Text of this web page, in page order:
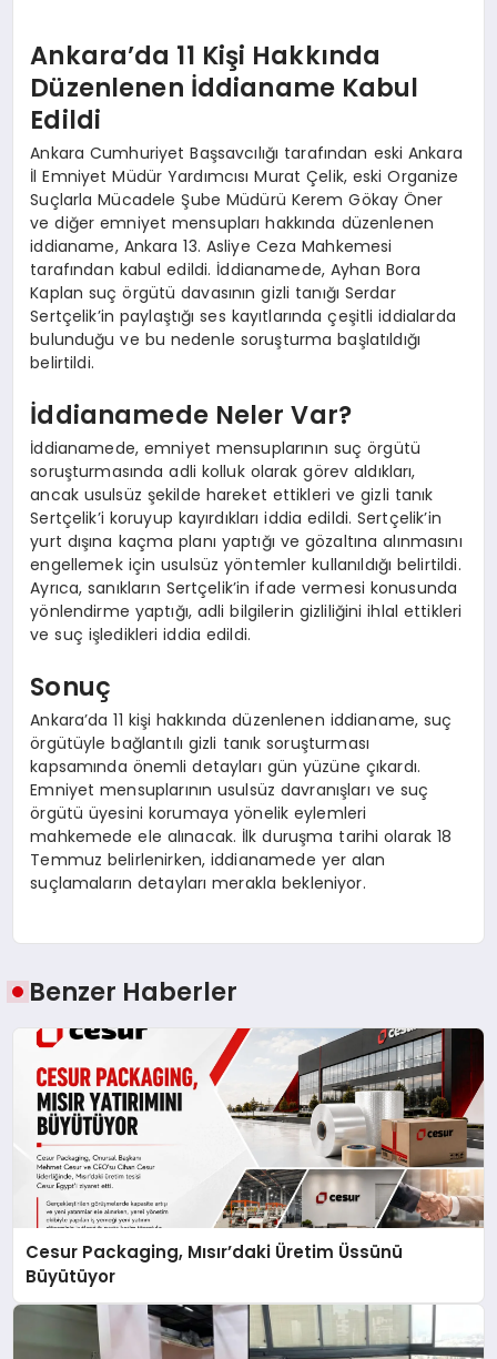
Ankara’da 11 Kişi Hakkında
Düzenlenen İddianame Kabul
Edildi
Ankara Cumhuriyet Başsavcılığı tarafından eski Ankara
İl Emniyet Müdür Yardımcısı Murat Çelik, eski Organize
Suçlarla Mücadele Şube Müdürü Kerem Gökay Öner
ve diğer emniyet mensupları hakkında düzenlenen
iddianame, Ankara 13. Asliye Ceza Mahkemesi
tarafından kabul edildi. İddianamede, Ayhan Bora
Kaplan suç örgütü davasının gizli tanığı Serdar
Sertçelik’in paylaştığı ses kayıtlarında çeşitli iddialarda
bulunduğu ve bu nedenle soruşturma başlatıldığı
belirtildi.
İddianamede Neler Var?
İddianamede, emniyet mensuplarının suç örgütü
soruşturmasında adli kolluk olarak görev aldıkları,
ancak usulsüz şekilde hareket ettikleri ve gizli tanık
Sertçelik’i koruyup kayırdıkları iddia edildi. Sertçelik’in
yurt dışına kaçma planı yaptığı ve gözaltına alınmasını
engellemek için usulsüz yöntemler kullanıldığı belirtildi.
Ayrıca, sanıkların Sertçelik’in ifade vermesi konusunda
yönlendirme yaptığı, adli bilgilerin gizliliğini ihlal ettikleri
ve suç işledikleri iddia edildi.
Sonuç
Ankara’da 11 kişi hakkında düzenlenen iddianame, suç
örgütüyle bağlantılı gizli tanık soruşturması
kapsamında önemli detayları gün yüzüne çıkardı.
Emniyet mensuplarının usulsüz davranışları ve suç
örgütü üyesini korumaya yönelik eylemleri
mahkemede ele alınacak. İlk duruşma tarihi olarak 18
Temmuz belirlenirken, iddianamede yer alan
suçlamaların detayları merakla bekleniyor.
Benzer Haberler
Cesur Packaging, Mısır’daki Üretim Üssünü
Büyütüyor